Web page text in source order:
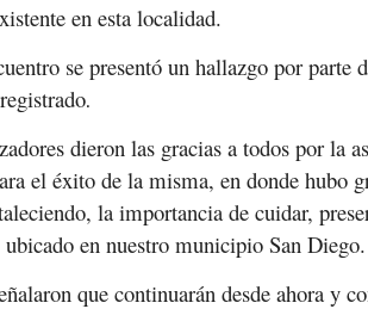
en esta localidad.
se presentó un hallazgo por parte
.
dieron las gracias a todos por la
el éxito de la misma, en donde hubo
la importancia de cuidar,
ubicado en nuestro municipio San Diego.
que continuarán desde ahora y